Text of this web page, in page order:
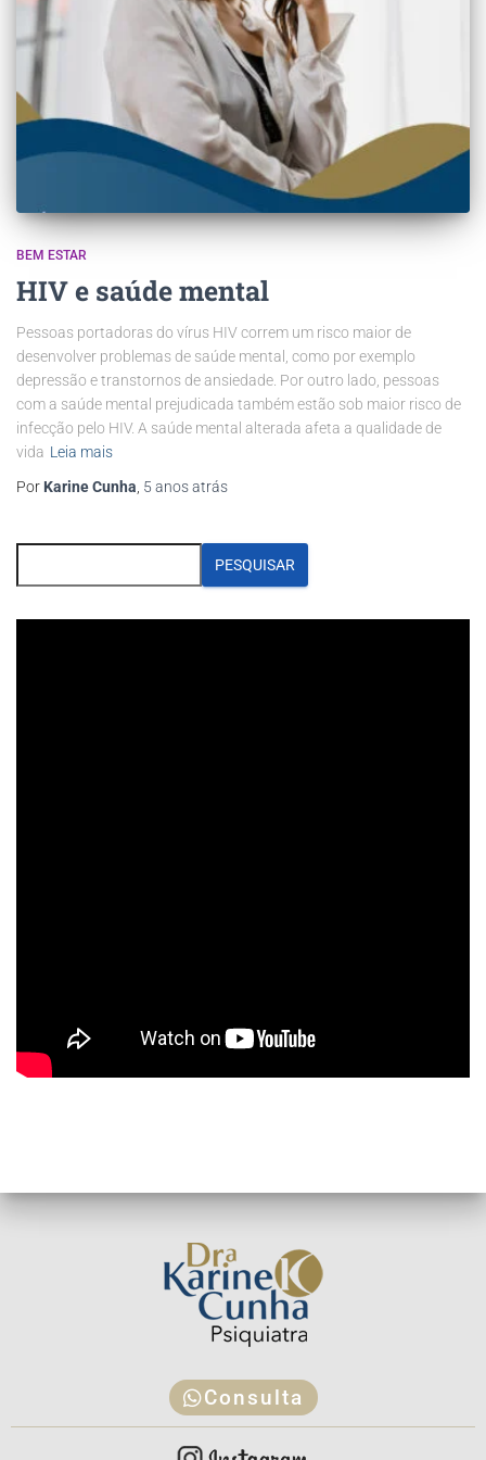
BEM ESTAR
HIV e saúde mental
Pessoas portadoras do vírus HIV correm um risco maior de
desenvolver problemas de saúde mental, como por exemplo
depressão e transtornos de ansiedade. Por outro lado, pessoas
com a saúde mental prejudicada também estão sob maior risco de
infecção pelo HIV. A saúde mental alterada afeta a qualidade de
vida Leia mais
Por Karine Cunha 5 anosatrás
PESQUISAR
Consulta